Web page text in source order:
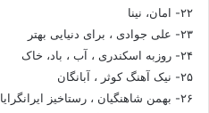
۲۲- امان، نینا
۲۳- علی جوادی ، برای دنیایی بهتر
۲۴- روزبه اسکندری ، آب ، باد، خاک
۲۵- نیک آهنگ کوثر ، آبانگان
۲۶- بهمن شاهنگیان ، رستاخیز ایرانگرایان